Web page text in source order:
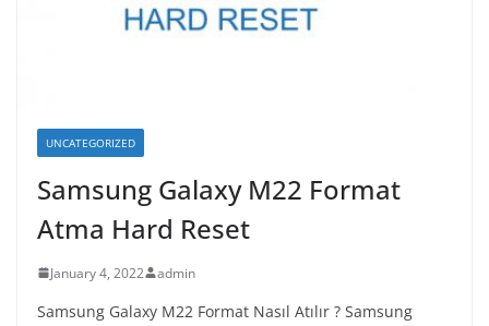
UNCATEGORIZED
Samsung Galaxy M22 Format
Atma Hard Reset
January 4, 2022 admin
Samsung Galaxy M22 Format Nasıl Atılır ? Samsung